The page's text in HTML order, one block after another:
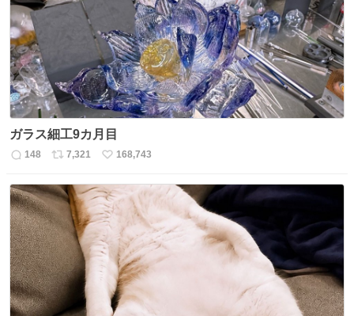
ト
ガラス細工9カ月目
返
数
148
リ
ス
ト
数
7,321
い
ね
数
168,743